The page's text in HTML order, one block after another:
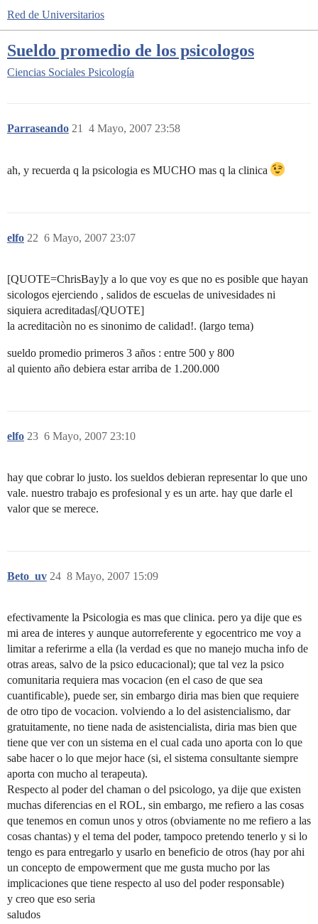
Red de Universitarios
Sueldo promedio de los psicologos
Ciencias Sociales Psicología
Parraseando 4 Mayo, 2007 23:58
21
ah, y recuerda q la psicologia es MUCHO mas q la clinica
elfo 6 Mayo, 2007 23:07
22
[QUOTE=ChrisBay]y a lo que voy es que no es posible que hayan
sicologos ejerciendo , salidos de escuelas de univesidades ni
siquiera acreditadas[/QUOTE]
la acreditaciòn no es sinonimo de calidad!. (largo tema)
sueldo promedio primeros 3 años : entre 500 y 800
al quiento año debiera estar arriba de 1.200.000
elfo 6 Mayo, 2007 23:10
23
hay que cobrar lo justo. los sueldos debieran representar lo que uno
vale. nuestro trabajo es profesional y es un arte. hay que darle el
valor que se merece.
Beto_uv 8 Mayo, 2007 15:09
24
efectivamente la Psicologia es mas que clinica. pero ya dije que es
mi area de interes y aunque autorreferente y egocentrico me voy a
limitar a referirme a ella (la verdad es que no manejo mucha info de
otras areas, salvo de la psico educacional); que tal vez la psico
comunitaria requiera mas vocacion (en el caso de que sea
cuantificable), puede ser, sin embargo diria mas bien que requiere
de otro tipo de vocacion. volviendo a lo del asistencialismo, dar
gratuitamente, no tiene nada de asistencialista, diria mas bien que
tiene que ver con un sistema en el cual cada uno aporta con lo que
sabe hacer o lo que mejor hace (si, el sistema consultante siempre
aporta con mucho al terapeuta).
Respecto al poder del chaman o del psicologo, ya dije que existen
muchas diferencias en el ROL, sin embargo, me refiero a las cosas
que tenemos en comun unos y otros (obviamente no me refiero a las
cosas chantas) y el tema del poder, tampoco pretendo tenerlo y si lo
tengo es para entregarlo y usarlo en beneficio de otros (hay por ahi
un concepto de empowerment que me gusta mucho por las
implicaciones que tiene respecto al uso del poder responsable)
y creo que eso seria
saludos